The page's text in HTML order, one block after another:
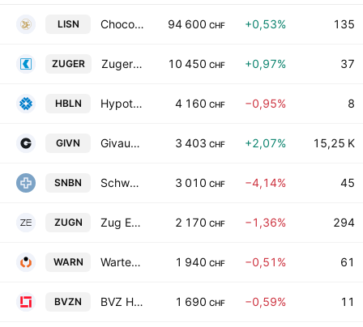
LISN Chocoladefabriken Lindt & Spruengli AG 94 600 CHF +0,53% 135
ZUGER Zuger Kantonalbank AG 10 450 CHF +0,97% 37
HBLN Hypothekarbank Lenzburg AG 4 160 CHF −0,95% 8
GIVN Givaudan SA 3 403 CHF +2,07% 15,25 K
SNBN Schweizerische Nationalbank 3 010 CHF −4,14% 45
ZUGN Zug Estates Holding AG Class B 2 170 CHF −1,36% 294
WARN Warteck Invest AG 1 940 CHF −0,51% 61
BVZN BVZ Holding AG 1 690 CHF −0,59% 11